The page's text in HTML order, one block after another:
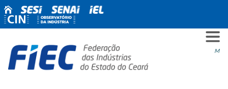
Menu
VOCÊ
ESG
NÓS